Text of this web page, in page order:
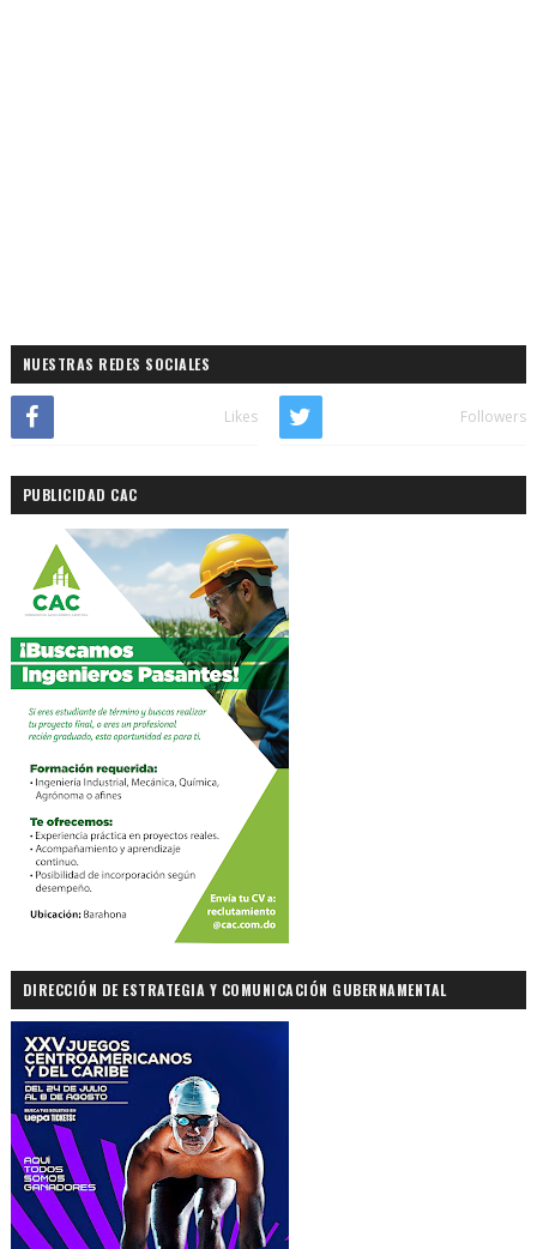
NUESTRAS REDES SOCIALES
Likes Followers
PUBLICIDAD CAC
DIRECCIÓN DE ESTRATEGIA Y COMUNICACIÓN GUBERNAMENTAL